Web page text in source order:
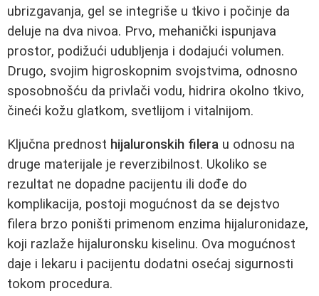
ubrizgavanja, gel se integriše u tkivo i počinje da
deluje na dva nivoa. Prvo, mehanički ispunjava
prostor, podižući udubljenja i dodajući volumen.
Drugo, svojim higroskopnim svojstvima, odnosno
sposobnošću da privlači vodu, hidrira okolno tkivo,
čineći kožu glatkom, svetlijom i vitalnijom.
Ključna prednost hijaluronskih filera u odnosu na
druge materijale je reverzibilnost. Ukoliko se
rezultat ne dopadne pacijentu ili dođe do
komplikacija, postoji mogućnost da se dejstvo
filera brzo poništi primenom enzima hijaluronidaze,
koji razlaže hijaluronsku kiselinu. Ova mogućnost
daje i lekaru i pacijentu dodatni osećaj sigurnosti
tokom procedura.